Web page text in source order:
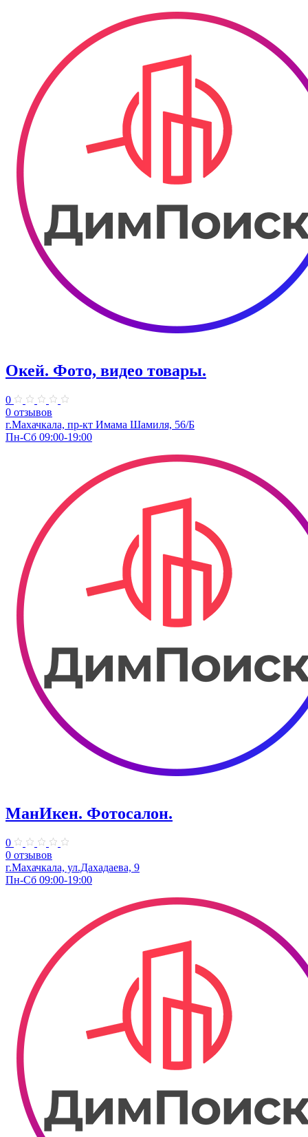
Окей. Фото, видео товары.
0
0 отзывов
г.Махачкала, ​пр-кт Имама Шамиля, 56/Б
Пн-Сб 09:00-19:00
МанИкен. ​Фотосалон.
0
0 отзывов
г.Махачкала, ул.Дахадаева, 9
Пн-Сб 09:00-19:00